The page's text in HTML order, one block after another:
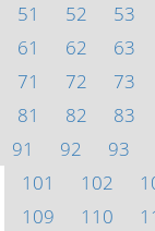
51
52 53
61
62 63
71
72 73
81
82 83
91
92 93
101
102
109
110